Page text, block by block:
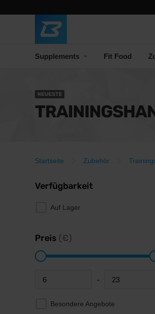
Supplements Fit Food
NEUESTE
Startseite Zubehör
Verfügbarkeit
Auf Lager
Preis (€)
Minimum price -
Maximum price
Besondere Angebote